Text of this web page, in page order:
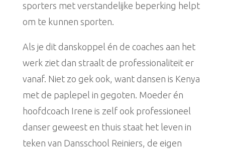
sporters met verstandelijke beperking helpt
om te kunnen sporten.
Als je dit danskoppel én de coaches aan het
werk ziet dan straalt de professionaliteit er
vanaf. Niet zo gek ook, want dansen is Kenya
met de paplepel in gegoten. Moeder én
hoofdcoach Irene is zelf ook professioneel
danser geweest en thuis staat het leven in
teken van Dansschool Reiniers, de eigen